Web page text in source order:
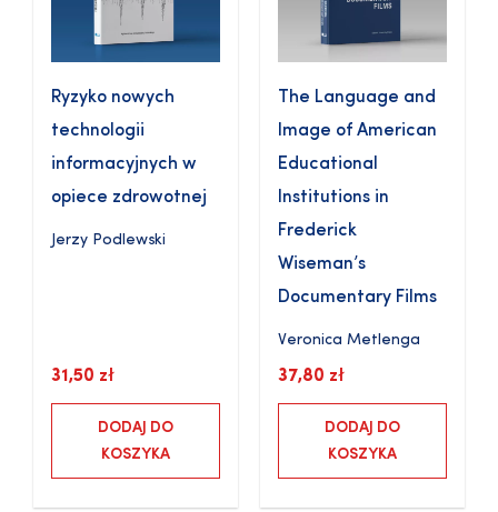
Ryzyko nowych
technologii
informacyjnych w
opiece zdrowotnej
Jerzy Podlewski
31,50 zł
DODAJ DO
KOSZYKA
The Language and
Image of American
Educational
Institutions in
Frederick
Wiseman’s
Documentary Films
Veronica Metlenga
37,80 zł
DODAJ DO
KOSZYKA